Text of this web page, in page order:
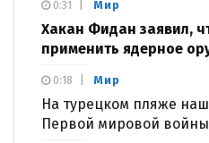
Мир
Хакан Фидан заявил,
применить ядерное
0:31
Мир
На турецком пляже
Первой мировой войны
0:18